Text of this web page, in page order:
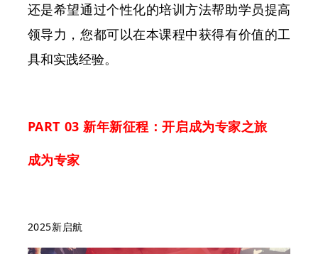
还是希望通过个性化的培训方法帮助学员提高
领导力，您都可以在本课程中获得有价值的工
具和实践经验。
PART 03 新年新征程：开启成为专家之旅
成为专家
2025新启航